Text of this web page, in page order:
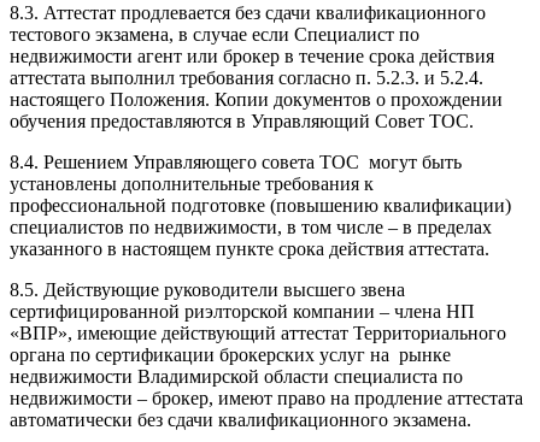
8.3. Аттестат продлевается без сдачи квалификационного
тестового экзамена, в случае если Специалист по
недвижимости агент или брокер в течение срока действия
аттестата выполнил требования согласно п. 5.2.3. и 5.2.4.
настоящего Положения. Копии документов о прохождении
обучения предоставляются в Управляющий Совет ТОС.
8.4. Решением Управляющего совета ТОС могут быть
установлены дополнительные требования к
профессиональной подготовке (повышению квалификации)
специалистов по недвижимости, в том числе – в пределах
указанного в настоящем пункте срока действия аттестата.
8.5. Действующие руководители высшего звена
сертифицированной риэлторской компании – члена НП
«ВПР», имеющие действующий аттестат Территориального
органа по сертификации брокерских услуг на рынке
недвижимости Владимирской области специалиста по
недвижимости – брокер, имеют право на продление аттестата
автоматически без сдачи квалификационного экзамена.